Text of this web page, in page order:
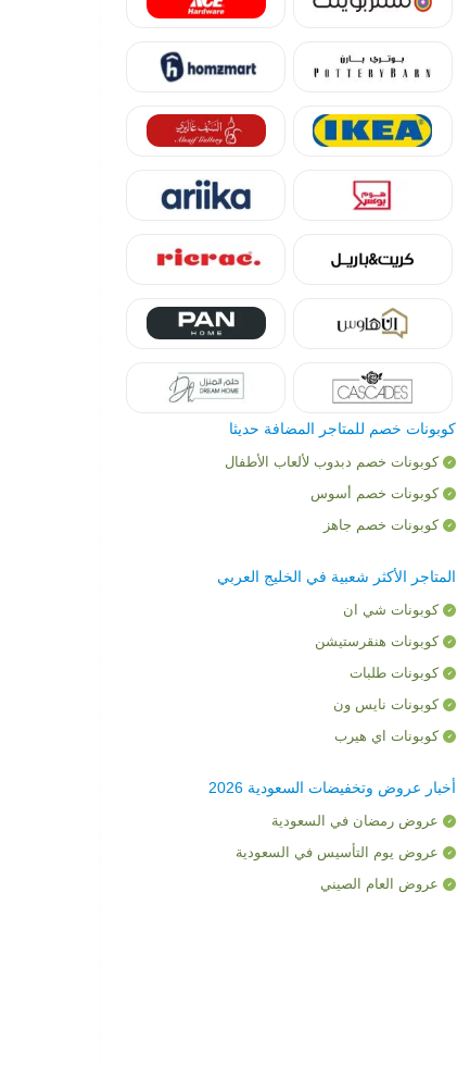
كوبونات خصم للمتاجر المضافة حديثا
كوبونات خصم دبدوب لألعاب الأطفال
كوبونات خصم أسوس
كوبونات خصم جاهز
المتاجر الأكثر شعبية في الخليج العربي
كوبونات شي ان
كوبونات هنقرستيشن
كوبونات طلبات
كوبونات نايس ون
كوبونات اي هيرب
أخبار عروض وتخفيضات السعودية 2026
عروض رمضان في السعودية
عروض يوم التأسيس في السعودية
عروض العام الصيني